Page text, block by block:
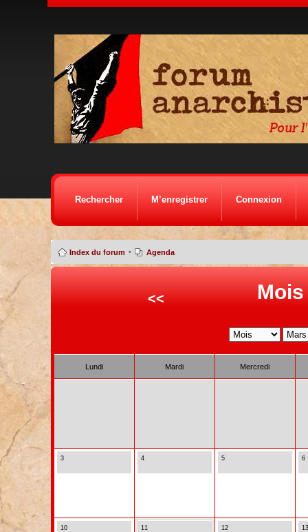
Rechercher M’enregistrer Connexion
Index du forum • Agenda
<< Mois
Lundi Mardi Mercredi
3 4 5 6
10 11 12 13